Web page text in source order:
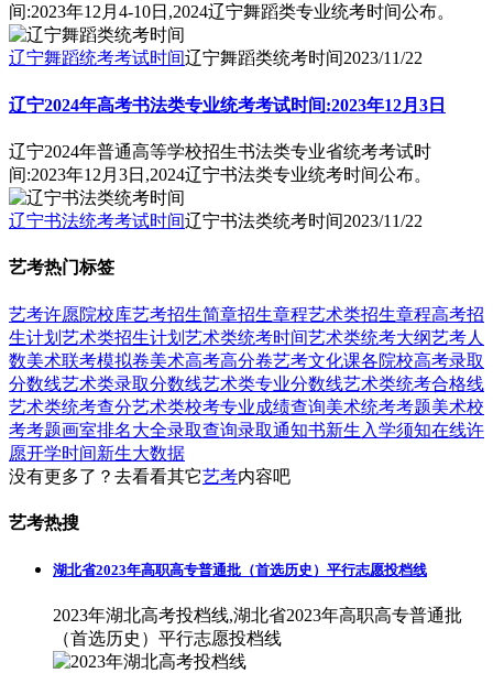
间:2023年12月4-10日,2024辽宁舞蹈类专业统考时间公布。
辽宁舞蹈统考考试时间 辽宁舞蹈类统考时间 2023/11/22
辽宁2024年高考书法类专业统考考试时间:2023年12月3日
辽宁2024年普通高等学校招生书法类专业省统考考试时
间:2023年12月3日,2024辽宁书法类专业统考时间公布。
辽宁书法统考考试时间辽宁书法类统考时间2023/11/22
艺考热门标签
艺考许愿院校库艺考招生简章招生章程艺术类招生章程高考招
生计划 艺术类招生计划 艺术类统考时间艺术类统考大纲艺考人
数美术联考模拟卷美术高考高分卷艺考文化课各院校高考录取
分数线艺术类录取分数线艺术类专业分数线艺术类统考合格线
艺术类统考查分艺术类校考专业成绩查询美术统考考题美术校
考考题画室排名大全录取查询录取通知书新生入学须知在线许
愿开学时间新生大数据
没有更多了？去看看其它艺考内容吧
艺考热搜
湖北省2023年高职高专普通批（首选历史）平行志愿投档线
2023年湖北高考投档线,湖北省2023年高职高专普通批
（首选历史）平行志愿投档线